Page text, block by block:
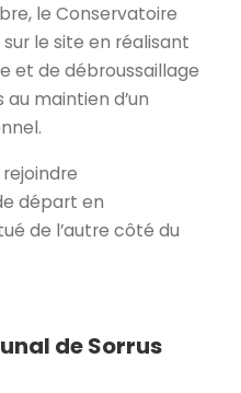
le Conservatoire
le site en réalisant
et de débroussaillage
maintien d’un
rejoindre
départ en
de l’autre côté du
de Sorrus